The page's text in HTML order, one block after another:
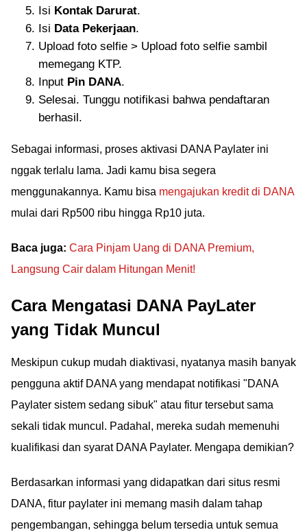
Isi Kontak Darurat.
Isi Data Pekerjaan.
Upload foto selfie > Upload foto selfie sambil
memegang KTP.
Input Pin DANA.
Selesai. Tunggu notifikasi bahwa pendaftaran
berhasil.
Sebagai informasi, proses aktivasi DANA Paylater ini
nggak terlalu lama. Jadi kamu bisa segera
menggunakannya. Kamu bisa mengajukan kredit di DANA
mulai dari Rp500 ribu hingga Rp10 juta.
Baca juga: Cara Pinjam Uang di DANA Premium,
Langsung Cair dalam Hitungan Menit!
Cara Mengatasi DANA PayLater
yang Tidak Muncul
Meskipun cukup mudah diaktivasi, nyatanya masih banyak
pengguna aktif DANA yang mendapat notifikasi "DANA
Paylater sistem sedang sibuk" atau fitur tersebut sama
sekali tidak muncul. Padahal, mereka sudah memenuhi
kualifikasi dan syarat DANA Paylater. Mengapa demikian?
Berdasarkan informasi yang didapatkan dari situs resmi
DANA, fitur paylater ini memang masih dalam tahap
pengembangan, sehingga belum tersedia untuk semua